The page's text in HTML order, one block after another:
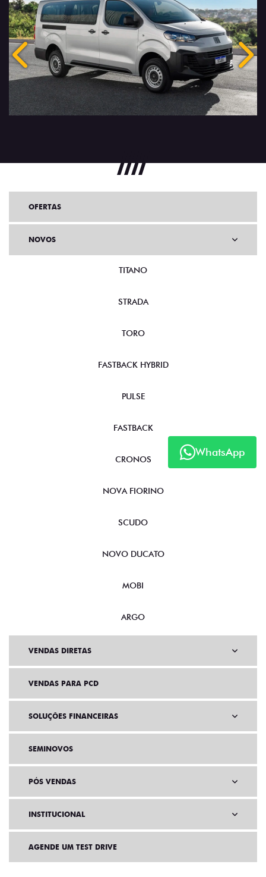
Anterior
WhatsApp
OFERTAS
NOVOS
TITANO
STRADA
TORO
FASTBACK HYBRID
PULSE
FASTBACK
CRONOS
NOVA FIORINO
SCUDO
NOVO DUCATO
MOBI
ARGO
VENDAS DIRETAS
VENDAS PARA PCD
SOLUÇÕES FINANCEIRAS
SEMINOVOS
PÓS VENDAS
INSTITUCIONAL
AGENDE UM TEST DRIVE